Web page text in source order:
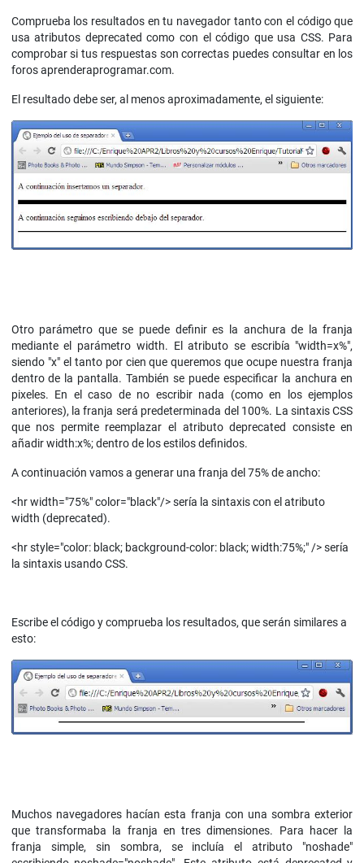
Comprueba los resultados en tu navegador tanto con el código que
usa atributos deprecated como con el código que usa CSS. Para
comprobar si tus respuestas son correctas puedes consultar en los
foros aprenderaprogramar.com.
El resultado debe ser, al menos aproximadamente, el siguiente:
Otro parámetro que se puede definir es la anchura de la franja
mediante el parámetro width. El atributo se escribía "width=x%",
siendo "x" el tanto por cien que queremos que ocupe nuestra franja
dentro de la pantalla. También se puede especificar la anchura en
pixeles. En el caso de no escribir nada (como en los ejemplos
anteriores), la franja será predeterminada del 100%. La sintaxis CSS
que nos permite reemplazar el atributo deprecated consiste en
añadir width:x%; dentro de los estilos definidos.
A continuación vamos a generar una franja del 75% de ancho:
<hr width="75%" color="black"/> sería la sintaxis con el atributo
width (deprecated).
<hr style="color: black; background-color: black; width:75%;" /> sería
la sintaxis usando CSS.
Escribe el código y comprueba los resultados, que serán similares a
esto:
Muchos navegadores hacían esta franja con una sombra exterior
que transformaba la franja en tres dimensiones. Para hacer la
franja simple, sin sombra, se incluía el atributo "noshade"